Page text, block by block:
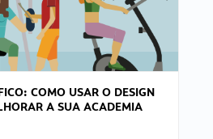
COMO USAR O DESIGN
A SUA ACADEMIA